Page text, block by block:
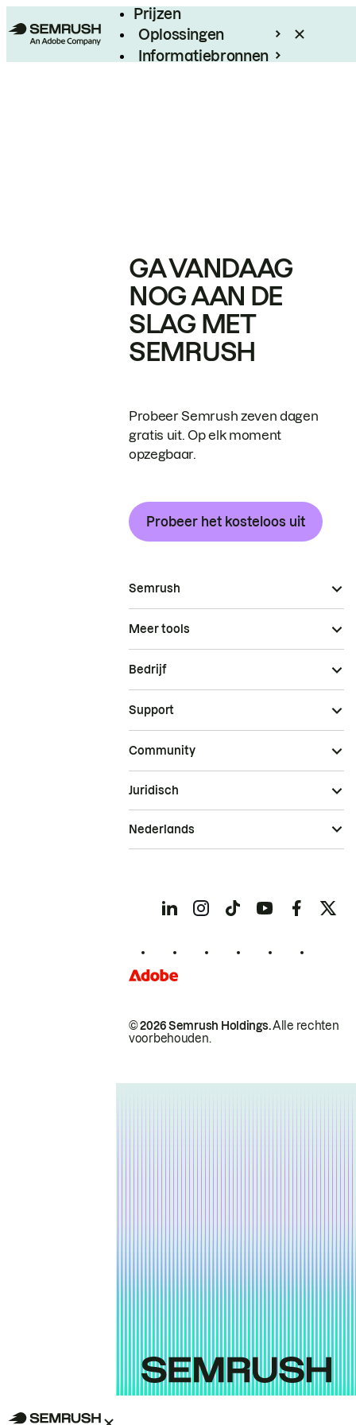
Prijzen
Oplossingen
Informatiebronnen
GA VANDAAG
NOG AAN DE
SLAG MET
SEMRUSH
Probeer Semrush zeven dagen
gratis uit. Op elk moment
opzegbaar.
Probeer het kosteloos uit
Semrush
Meer tools
Bedrijf
Support
Community
© 2026 Semrush Holdings.Alle rechten
voorbehouden.
Juridisch
Nederlands